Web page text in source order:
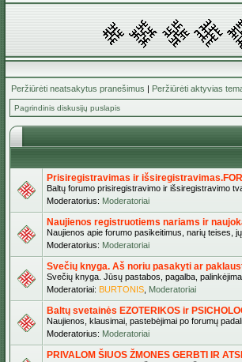
Peržiūrėti neatsakytus pranešimus | Peržiūrėti aktyvias
Pagrindinis diskusijų puslapis
Prisiregistravimas ir
Baltų forumo prisiregistravimo ir išsiregistravimo
Moderatorius: Moderatoriai
Naujienos registruotiems nariams ir
Naujienos apie forumo pasikeitimus, narių teises,
Moderatorius: Moderatoriai
Svečių knyga. Aš noriu pasakyti ar
Svečių knyga. Jūsų pastabos, pagalba,
Moderatoriai: BURTONIS Moderatoriai
Baltų svetainės EZOTERIKOS ir
Naujienos, klausimai, pastebėjimai po forumų
Moderatorius: Moderatoriai
PRIVALOM ŠIUOS ŽMONES GERBTI IR